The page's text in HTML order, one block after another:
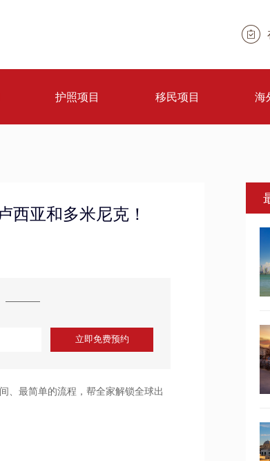
护照项目 移民项目 海
西亚和多米尼克！
立即免费预约
、最简单的流程，帮全家解锁全球出